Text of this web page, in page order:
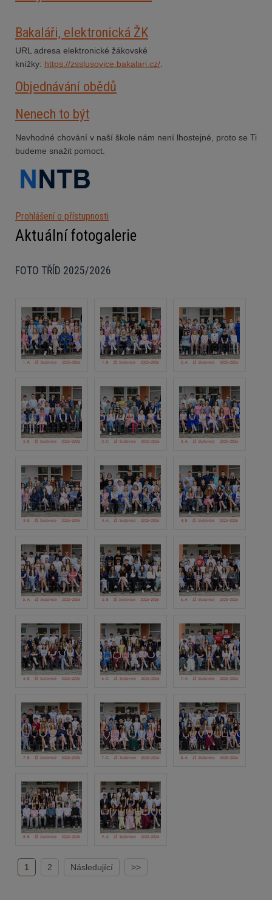
Bakaláři, elektronická ŽK
URL adresa elektronické žákovské
knížky: https://zsslusovice.bakalari.cz/
Objednávání obědů
Nenech to být
Nevhodné chování v naší škole nám není lhostejné, proto se Ti
budeme snažit pomoct.
Prohlášení o přístupnosti
Aktuální fotogalerie
FOTO TŘÍD 2025/2026
1 2 Následující >>